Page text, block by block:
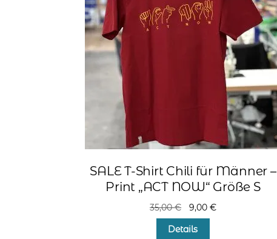
SALE T-Shirt Chili für Männer –
Print „ACT NOW“ Größe S
35,00€
Ursprünglicher
Preis
war:
9,00 €Aktueller
Details